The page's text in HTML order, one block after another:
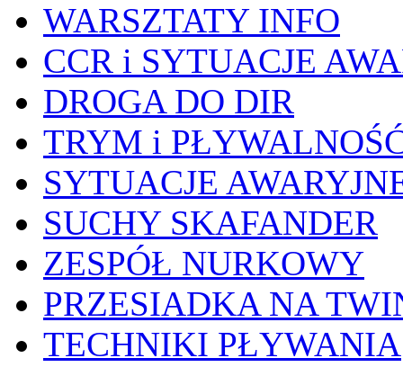
WARSZTATY INFO
CCR i SYTUACJE
DROGA DO DIR
TRYM i
SYTUACJE
SUCHY SKAFANDER
ZESPÓŁ NURKOWY
PRZESIADKA NA
TECHNIKI PŁYWANIA